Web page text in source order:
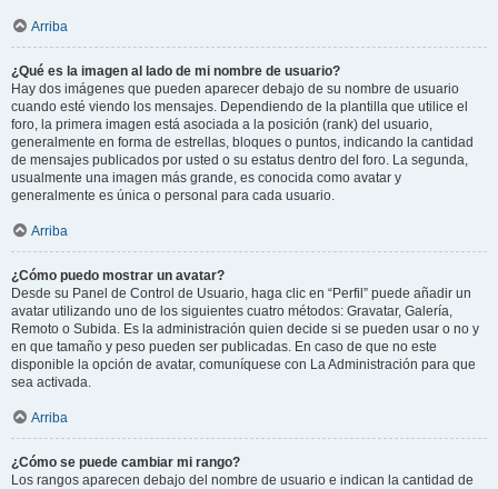
Arriba
¿Qué es la imagen al lado de mi nombre de usuario?
Hay dos imágenes que pueden aparecer debajo de su nombre de usuario
cuando esté viendo los mensajes. Dependiendo de la plantilla que utilice el
foro, la primera imagen está asociada a la posición (rank) del usuario,
generalmente en forma de estrellas, bloques o puntos, indicando la cantidad
de mensajes publicados por usted o su estatus dentro del foro. La segunda,
usualmente una imagen más grande, es conocida como avatar y
generalmente es única o personal para cada usuario.
Arriba
¿Cómo puedo mostrar un avatar?
Desde su Panel de Control de Usuario, haga clic en “Perfil” puede añadir un
avatar utilizando uno de los siguientes cuatro métodos: Gravatar, Galería,
Remoto o Subida. Es la administración quien decide si se pueden usar o no y
en que tamaño y peso pueden ser publicadas. En caso de que no este
disponible la opción de avatar, comuníquese con La Administración para que
sea activada.
Arriba
¿Cómo se puede cambiar mi rango?
Los rangos aparecen debajo del nombre de usuario e indican la cantidad de